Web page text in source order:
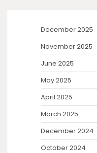
December 2025
November 2025
June 2025
May 2025
April 2025
March 2025
December 2024
October 2024